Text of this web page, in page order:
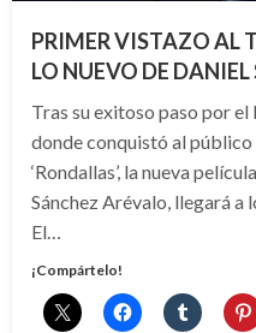
PRIMER VISTAZO AL
LO NUEVO DE
Tras su exitoso paso por el
donde conquistó al público
‘Rondallas’, la nueva
Sánchez Arévalo, llegará a
El…
¡Compártelo!